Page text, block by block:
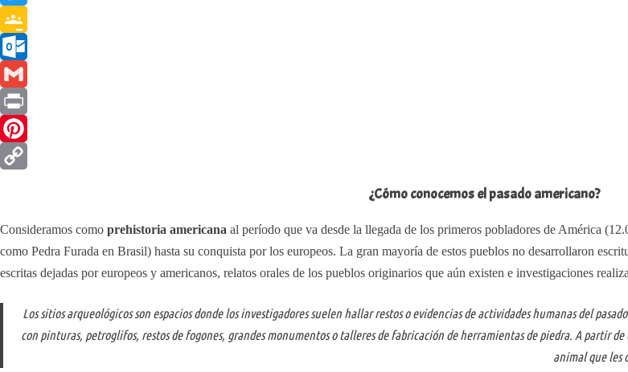
Twitter
Google
Classroom
Outlook.com
Gmail
Print
Pinterest
¿Cómo conocemos el pasado americano?
Consideramos como prehistoria americana al período que va desde la llegada de los primeros pobladores de América
como Pedra Furada en Brasil) hasta su conquista por los europeos. La gran mayoría de estos pueblos no desarrollaron
escritas dejadas por europeos y americanos, relatos orales de los pueblos originarios que aún existen e investigaciones
Los sitios arqueológicos son espacios donde los investigadores suelen hallar restos o evidencias de actividades humanas del
con pinturas, petroglifos, restos de fogones, grandes monumentos o talleres de fabricación de herramientas de piedra. A partir
animal que les